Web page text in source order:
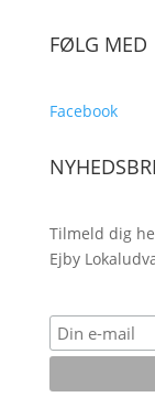
FØLG MED
Facebook
Tilmeld dig
Ejby